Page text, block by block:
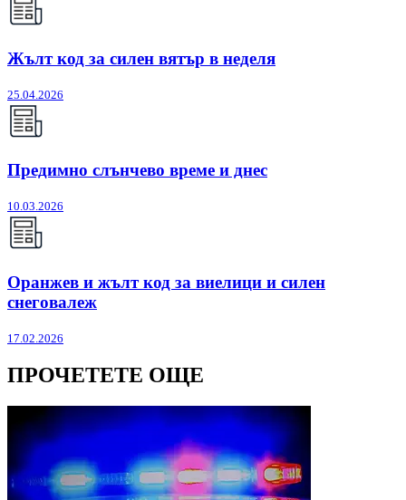
Жълт код за силен вятър в неделя
25.04.2026
Предимно слънчево време и днес
10.03.2026
Оранжев и жълт код за виелици и силен
снеговалеж
17.02.2026
ПРОЧЕТЕТЕ ОЩЕ